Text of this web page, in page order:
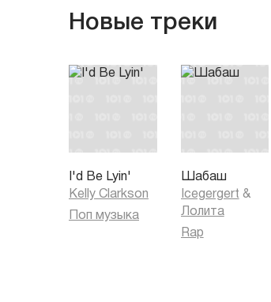
Новые треки
I'd Be Lyin'
Kelly Clarkson
Поп музыка
Шабаш
Icegergert &
Лолита
Rap